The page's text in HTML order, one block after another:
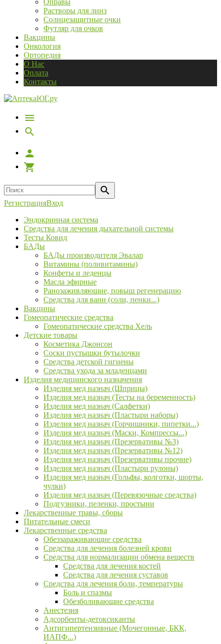
Оправы
Растворы для линз
Солнцезащитные очки
Футляр для очков
Вакцины
Онкология
Ортопедия
О Нас
Оплата
Контакты
РегистрацияВход
Эндокринная система
Средства для лечения дыхательной системы
Тесты Ковид
БАДы
БАДы производителя Эвалар
Витамины (поливитамины)
Конфеты и леденцы
Масла эфирные
Ранозаживляющие, повыш регенерацию
Средства для ванн (соли, пенки...)
Вакцины
Гомеопатические средства
Гомеопатические средства Хель
Детские товары
Косметика Джонсон
Соски пустышки бутылочки
Средства детской гигиены
Средства ухода за младенцами
Изделия медицинского назначения
Изделия мед назнач (Шприцы)
Изделия мед назнач (Тесты на беременность)
Изделия мед назнач (Салфетки)
Изделия мед назнач (Пластыри наборы)
Изделия мед назнач (Горчишники, пипетки...)
Изделия мед назнач (Маски, Компрессы...)
Изделия мед назнач (Презервативы №3)
Изделия мед назнач (Презервативы №12)
Изделия мед назнач (Презервативы прочие)
Изделия мед назнач (Пластыри рулоны)
Изделия мед назнач (Гольфы, колготки, шорты,
чулки)
Изделия мед назнач (Перевязочные средства)
Подгузники, пеленки, простыни
Лекарственные травы, сборы
Питательные смеси
Лекарственные средства
Обеззараживающие средства
Средства для лечения болезней крови
Средства для нормализации обмена веществ
Средства для лечения костей
Средства для лечения суставов
Средства для лечения боли, температуры
Боль и спазмы
Обезболивающие средства
Анестезия
Адсорбенты-детоксиканты
Антигипертензивные (Мочегонные, БКК,
ИАПФ...)